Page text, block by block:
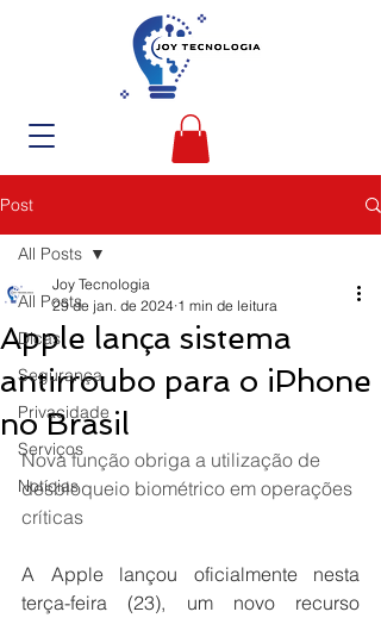
Post
All Posts
Dicas
Segurança
Privacidade
Serviços
Notícias
All Posts
Apple lança sistema
antirroubo para o iPhone
no Brasil
Joy Tecnologia
29 de jan. de 2024 1 min de leitura
Nova função obriga a utilização de
desbloqueio biométrico em operações
críticas
A Apple lançou oficialmente nesta
terça-feira (23), um novo recurso